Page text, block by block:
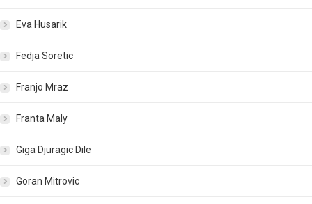
Eva Husarik
Fedja Soretic
Franjo Mraz
Franta Maly
Giga Djuragic Dile
Goran Mitrovic